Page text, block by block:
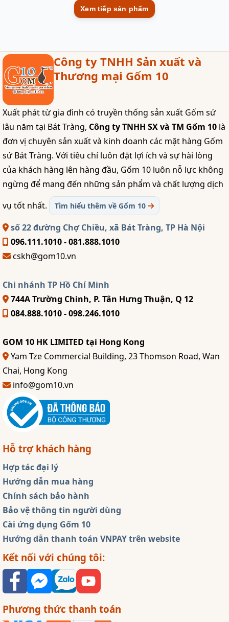
Xem tiếp sản phẩm
Công ty TNHH Sản xuất và
Thương mại Gốm 10
Xuất phát từ gia đình có truyền thống sản xuất Gốm sứ
lâu năm tại Bát Tràng, Công ty TNHH SX và TM Gốm 10 là
đơn vị chuyên sản xuất và kinh doanh các mặt hàng Gốm
sứ Bát Tràng. Với tiêu chí luôn đặt lợi ích và sự hài lòng
của khách hàng lên hàng đầu, Gốm 10 luôn nỗ lực không
ngừng để mang đến những sản phẩm và chất lượng dịch
vụ tốt nhất.
Tìm hiểu thêm về Gốm 10
số 22 đường Chợ Chiều, xã Bát Tràng, TP Hà Nội
096.111.1010 - 081.888.1010
cskh@gom10.vn
Chi nhánh TP Hồ Chí Minh
744A Trường Chinh, P. Tân Hưng Thuận, Q 12
084.888.1010 - 098.246.1010
GOM 10 HK LIMITED tại Hong Kong
Yam Tze Commercial Building, 23 Thomson Road, Wan
Chai, Hong Kong
info@gom10.vn
Hỗ trợ khách hàng
Hợp tác đại lý
Hướng dẫn mua hàng
Chính sách bảo hành
Bảo vệ thông tin người dùng
Cài ứng dụng Gốm 10
Hướng dẫn thanh toán VNPAY trên website
Kết nối với chúng tôi:
Phương thức thanh toán